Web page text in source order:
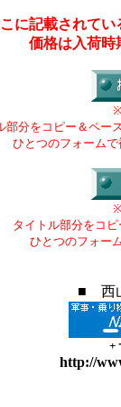
に記載されて
価格は入荷時
部分をコピー＆ペー
ひとつのフォーム
タイトル部分をコ
ひとつのフォー
■ 西
+
http://